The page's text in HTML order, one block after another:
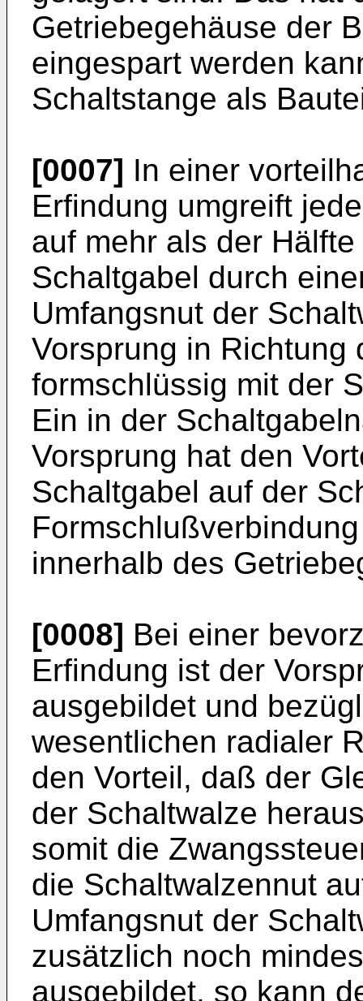
Getriebegehäuse der
eingespart werden
Schaltstange als
[0007] In einer
Erfindung umgreift
auf mehr als der
Schaltgabel durch
Umfangsnut der
Vorsprung in Richtung
formschlüssig mit der
Ein in der
Vorsprung hat den
Schaltgabel auf der
innerhalb des
[0008] Bei einer
Erfindung ist der
ausgebildet und
wesentlichen radialer
den Vorteil, daß der
der Schaltwalze
somit die
die Schaltwalzennut
Umfangsnut der
zusätzlich noch
ausgebildet, so kann